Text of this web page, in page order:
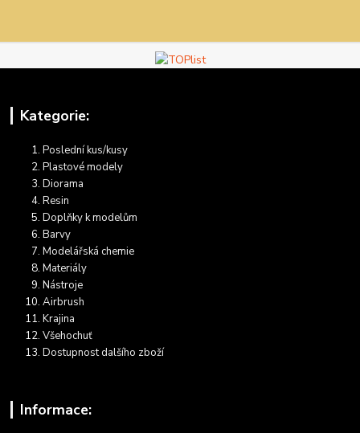
Kategorie:
Poslední kus/kusy
Plastové modely
Diorama
Resin
Doplňky k modelům
Barvy
Modelářská chemie
Materiály
Nástroje
Airbrush
Krajina
Všehochuť
Dostupnost dalšího zboží
Informace: